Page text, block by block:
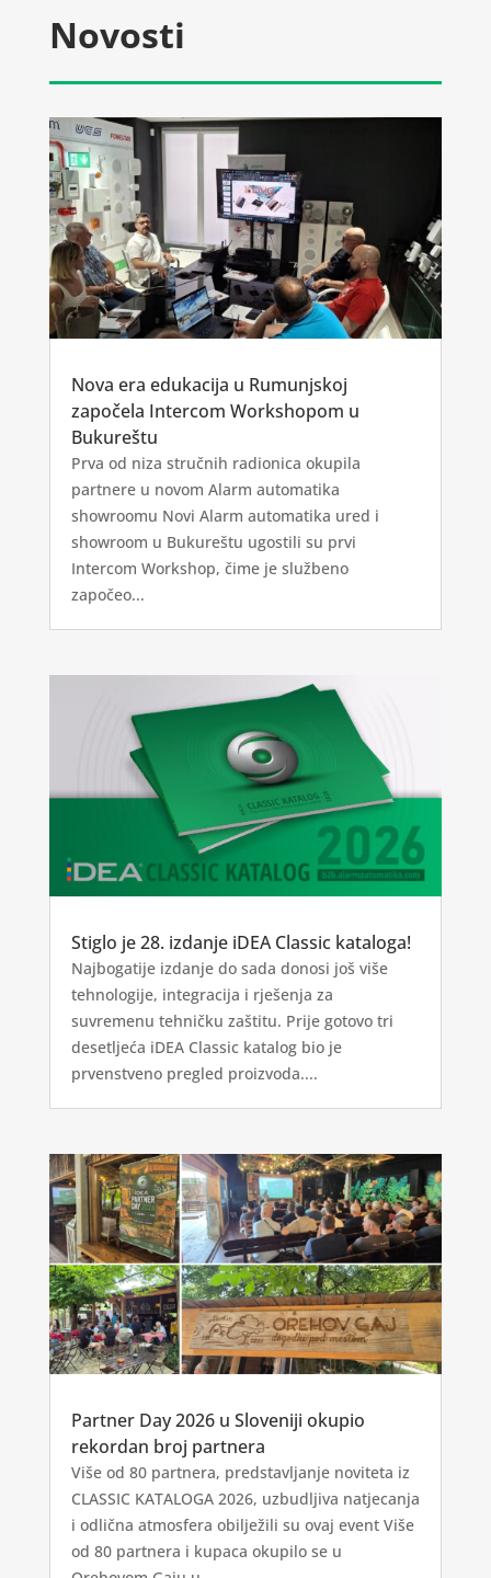
Novosti
Nova era edukacija u Rumunjskoj
započela Intercom Workshopom u
Bukureštu
Prva od niza stručnih radionica okupila
partnere u novom Alarm automatika
showroomu Novi Alarm automatika ured i
showroom u Bukureštu ugostili su prvi
Intercom Workshop, čime je službeno
započeo...
Stiglo je 28. izdanje iDEA Classic kataloga!
Najbogatije izdanje do sada donosi još više
tehnologije, integracija i rješenja za
suvremenu tehničku zaštitu. Prije gotovo tri
desetljeća iDEA Classic katalog bio je
prvenstveno pregled proizvoda....
Partner Day 2026 u Sloveniji okupio
rekordan broj partnera
Više od 80 partnera, predstavljanje noviteta iz
CLASSIC KATALOGA 2026, uzbudljiva natjecanja
i odlična atmosfera obilježili su ovaj event Više
od 80 partnera i kupaca okupilo se u